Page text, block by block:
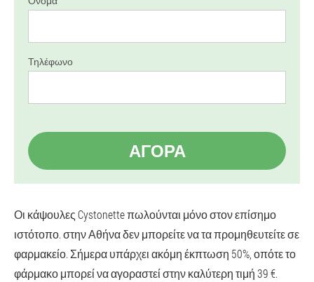
Τηλέφωνο
ΑΓΟΡΆ
Οι κάψουλες Cystonette πωλούνται μόνο στον επίσημο
ιστότοπο. στην Αθήνα δεν μπορείτε να τα προμηθευτείτε σε
φαρμακείο. Σήμερα υπάρχει ακόμη έκπτωση 50%, οπότε το
φάρμακο μπορεί να αγοραστεί στην καλύτερη τιμή 39 €.